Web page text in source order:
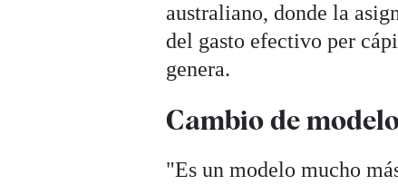
australiano, donde la
del gasto efectivo per
genera.
Cambio de
"Es un modelo mucho